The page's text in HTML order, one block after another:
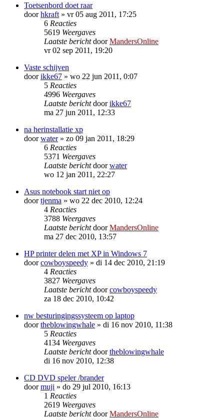
Toetsenbord doet raar
doorhkraft » vr 05 aug 2011, 17:25
6 Reacties
5619 Weergaves
Laatste berichtdoorMandersOnline
vr 02 sep 2011, 19:20
Vaste schijven
doorikke67 » wo 22 jun 2011, 0:07
5 Reacties
4996 Weergaves
Laatste berichtdoorikke67
ma 27 jun 2011, 12:33
na herinstallatie xp
doorwater» zo 09 jan 2011, 18:29
6 Reacties
5371 Weergaves
Laatste berichtdoorwater
wo 12 jan 2011, 22:27
Asus notebook start niet op
doortjenma » wo 22 dec 2010, 12:24
4 Reacties
3788 Weergaves
Laatste berichtdoorMandersOnline
ma 27 dec 2010, 13:57
HP printer delen met XP in Windows 7
doorcowboyspeedy » di 14 dec 2010, 21:19
4 Reacties
3827 Weergaves
Laatste berichtdoorcowboyspeedy
za 18 dec 2010, 10:42
nw besturingingssysteem op laptop
doortheblowingwhale » di 16 nov 2010, 11:38
5 Reacties
4134 Weergaves
Laatste berichtdoortheblowingwhale
di 16 nov 2010, 12:38
CD DVD speler /brander
doormuji » do 29 jul 2010, 16:13
1 Reacties
2619 Weergaves
Laatste berichtdoorMandersOnline